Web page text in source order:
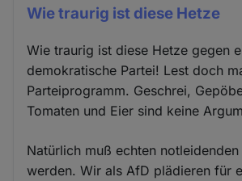
Wie traurig ist diese Hetze
Wie traurig ist diese Hetze gegen
demokratische Partei! Lest doch
Parteiprogramm. Geschrei,
Tomaten und Eier sind keine
Natürlich muß echten
werden. Wir als AfD plädieren für